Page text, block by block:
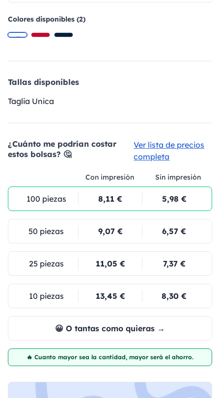
Colores disponibles (2)
Tallas disponibles
Taglia Unica
¿Cuánto me podrían costar
estos bolsas? 🤔
Ver lista de precios
completa
Con impresión Sin impresión
100 piezas 8,11 € 5,98 €
50 piezas 9,07 € 6,57 €
25 piezas 11,05 € 7,37 €
10 piezas 13,45 € 8,30 €
😀 O tantas como quieras →
🔥 Cuanto mayor sea la cantidad, mayor será el ahorro.